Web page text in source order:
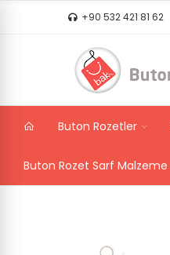
+90 532 421 81 62
Buton Rozetler
Buton Rozet Sarf Malzeme